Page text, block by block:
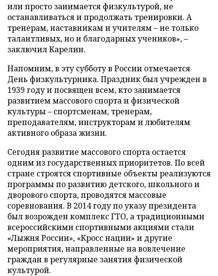
или просто занимается физкультурой, не
останавливаться и продолжать тренировки. А
тренерам, наставникам и учителям – не только
талантливых, но и благодарных учеников», –
заключил Карелин.
Напомним, в эту субботу в России отмечается
День физкультурника. Праздник был учрежден в
1939 году и посвящен всем, кто занимается
развитием массового спорта и физической
культуры – спортсменам, тренерам,
преподавателям, инструкторам и любителям
активного образа жизни.
Сегодня развитие массового спорта остается
одним из государственных приоритетов. По всей
стране строятся спортивные объекты реализуются
программы по развитию детского, школьного и
дворового спорта, проводятся массовые
соревнования. В 2014 году по указу президента
был возрожден комплекс ГТО, а традиционными
всероссийскими спортивными акциями стали
«Лыжня России», «Кросс нации» и другие
мероприятия, направленные на вовлечение
граждан в регулярные занятия физической
культурой.